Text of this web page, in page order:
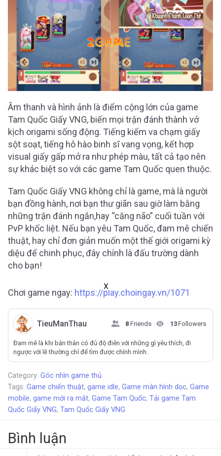
Âm thanh và hình ảnh là điểm cộng lớn của game
Tam Quốc Giấy VNG, biến mọi trận đánh thành vở
kịch origami sống động. Tiếng kiếm va chạm giấy
sột soạt, tiếng hô hào binh sĩ vang vọng, kết hợp
visual giấy gấp mở ra như phép màu, tất cả tạo nên
sự khác biệt so với các game Tam Quốc quen thuộc.
Tam Quốc Giấy VNG không chỉ là game, mà là người
bạn đồng hành, nơi bạn thư giãn sau giờ làm bằng
những trận đánh ngắn,hay “căng não” cuối tuần với
PvP khốc liệt. Nếu bạn yêu Tam Quốc, đam mê chiến
thuật, hay chỉ đơn giản muốn một thế giới origami kỳ
diệu để chinh phục, đây chính là đấu trường dành
cho bạn!
X
Chơi game ngay: https://play.choingay.vn/1071
TieuManThau 8 Friends 13Followers
Đam mê là khi bản thân có đủ độ điên với những gì yêu thích, đi
ngược với lẽ thường chỉ để tìm được chính mình.
Category: Góc nhìn game thủ
Tags: Game chiến thuật, game idle, Game màn hình dọc, Game
mobile, game mới ra mắt, Game Tam Quốc, Tải game Tam
Quốc Giấy VNG, Tam Quốc Giấy VNG
Bình luận